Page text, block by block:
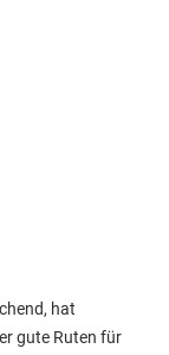
hat
gute Ruten für